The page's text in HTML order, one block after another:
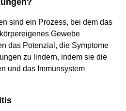
sind ein Prozess, bei dem das
Gewebe
das Potenzial, die Symptome
zu lindern, indem sie die
und das Immunsystem